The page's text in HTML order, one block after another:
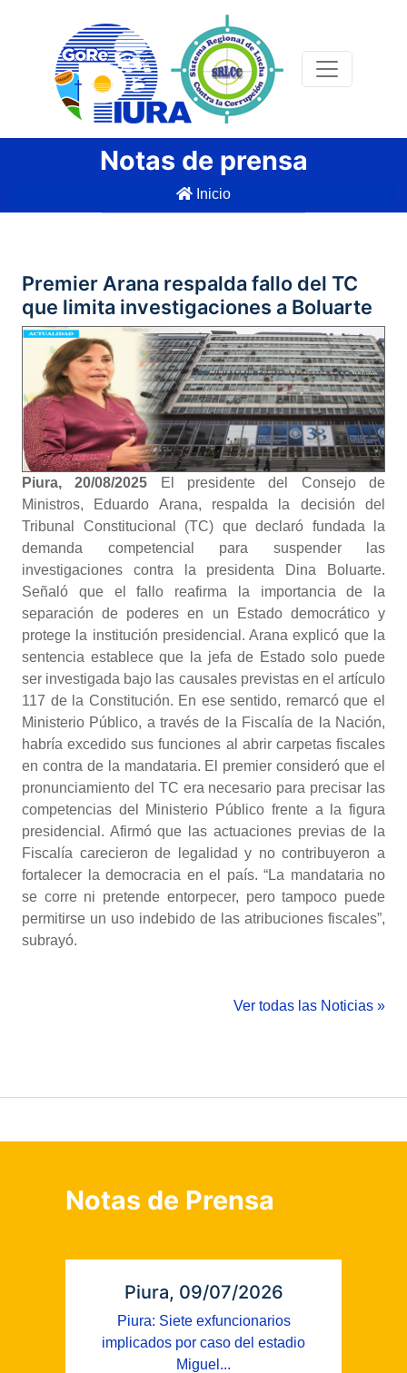
Notas de prensa
Inicio
Premier Arana respalda fallo del TC
que limita investigaciones a Boluarte
Piura, 20/08/2025
El presidente del Consejo de
Ministros, Eduardo Arana, respalda la decisión del
Tribunal Constitucional (TC) que declaró fundada la
demanda competencial para suspender las
investigaciones contra la presidenta Dina Boluarte.
Señaló que el fallo reafirma la importancia de la
separación de poderes en un Estado democrático y
protege la institución presidencial. Arana explicó que la
sentencia establece que la jefa de Estado solo puede
ser investigada bajo las causales previstas en el artículo
117 de la Constitución. En ese sentido, remarcó que el
Ministerio Público, a través de la Fiscalía de la Nación,
habría excedido sus funciones al abrir carpetas fiscales
en contra de la mandataria. El premier consideró que el
pronunciamiento del TC era necesario para precisar las
competencias del Ministerio Público frente a la figura
presidencial. Afirmó que las actuaciones previas de la
Fiscalía carecieron de legalidad y no contribuyeron a
fortalecer la democracia en el país. “La mandataria no
se corre ni pretende entorpecer, pero tampoco puede
permitirse un uso indebido de las atribuciones fiscales”,
subrayó.
Ver todas las Noticias »
Notas de Prensa
Piura, 09/07/2026
Piura: Siete exfuncionarios
implicados por caso del estadio
Miguel...